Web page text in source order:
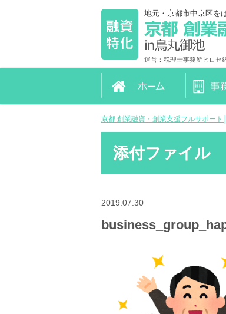
地元・京都市中京区を
運営：税理士事務所ヒロ
京都 創業融資・創業支援フルサポー
添付ファイル
2019.07.30